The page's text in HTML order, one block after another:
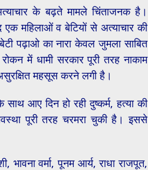
के बढ़ते मामले चिंताजनक है।
महिलाओं व बेटियों से अत्याचार की
पढ़ाओ का नारा केवल जुमला साबित
में धामी सरकार पूरी तरह नाकाम
महसूस करने लगी है।
आए दिन हो रही दुष्कर्म, हत्या की
पूरी तरह चरमरा चुकी है। इससे
भावना वर्मा, पूनम आर्य, राधा राजपूत,